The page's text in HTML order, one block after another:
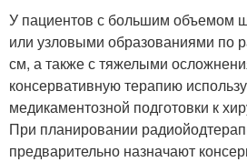
У пациентов с большим объемом
или узловыми образованиями по
см, а также с тяжелыми
консервативную терапию
медикаментозной подготовки к
При планировании
предварительно назначают